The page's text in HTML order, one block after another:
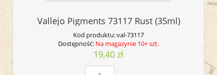
Vallejo Pigments 73117 Rust (35ml)
Kod produktu:val-73117
Dostępność: Na magazynie 10+ szt.
19,40 zł